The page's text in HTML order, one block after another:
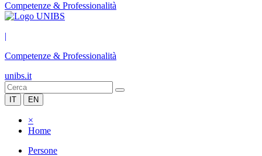
Competenze & Professionalità
|
Competenze & Professionalità
unibs.it
IT EN
×
Home
Persone